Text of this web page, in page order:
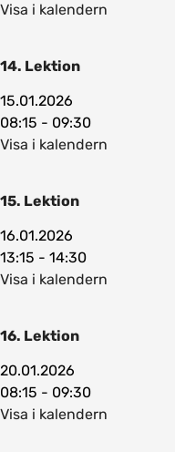
Visa i kalendern
14. Lektion
15.01.2026
08:15 - 09:30
Visa i kalendern
15. Lektion
16.01.2026
13:15 - 14:30
Visa i kalendern
16. Lektion
20.01.2026
08:15 - 09:30
Visa i kalendern